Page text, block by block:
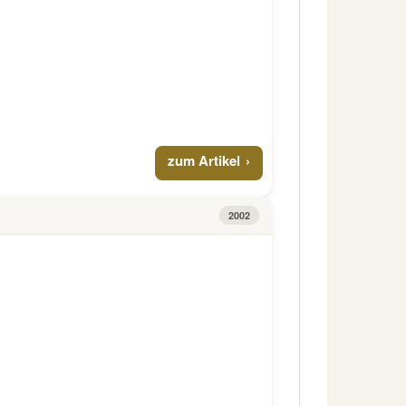
zum Artikel
2002